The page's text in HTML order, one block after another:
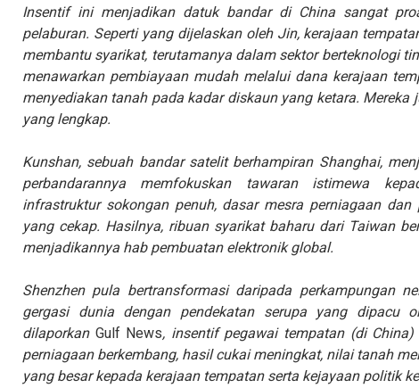
Insentif ini menjadikan datuk bandar di China sangat
pelaburan. Seperti yang dijelaskan oleh Jin, kerajaan
membantu syarikat, terutamanya dalam sektor berteknologi
menawarkan pembiayaan mudah melalui dana kerajaan
menyediakan tanah pada kadar diskaun yang ketara.
yang lengkap.
Kunshan, sebuah bandar satelit berhampiran Shanghai,
perbandarannya memfokuskan tawaran istimewa
infrastruktur sokongan penuh, dasar mesra perniagaan
yang cekap. Hasilnya, ribuan syarikat baharu dari Taiwan
menjadikannya hab pembuatan elektronik global.
Shenzhen pula bertransformasi daripada perkampungan
gergasi dunia dengan pendekatan serupa yang dipacu
dilaporkan Gulf News, insentif pegawai tempatan (di
perniagaan berkembang, hasil cukai meningkat, nilai tanah
yang besar kepada kerajaan tempatan serta kejayaan politik